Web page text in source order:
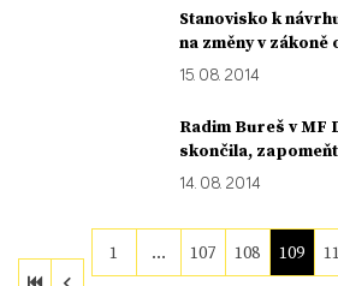
Stanovisko k
na změny v
15. 08. 2014
Radim Bureš v MF
skončila,
14. 08. 2014
1 … 107 108 109